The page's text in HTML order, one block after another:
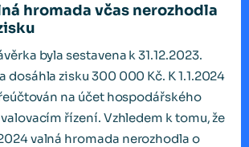
hromada včas nerozhodla
byla sestavena k 31.12.2023.
zisku 300 000 Kč. K 1.1.2024
na účet hospodářského
řízení. Vzhledem k tomu, že
valná hromada nerozhodla o